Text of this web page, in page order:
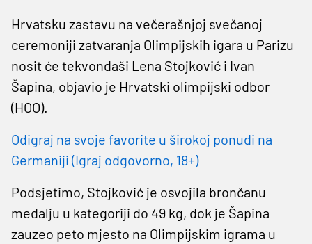
Hrvatsku zastavu na večerašnjoj svečanoj
ceremoniji zatvaranja Olimpijskih igara u Parizu
nosit će tekvondaši Lena Stojković i Ivan
Šapina, objavio je Hrvatski olimpijski odbor
(HOO).
Odigraj na svoje favorite u širokoj ponudi na
Germaniji (Igraj odgovorno, 18+)
Podsjetimo, Stojković je osvojila brončanu
medalju u kategoriji do 49 kg, dok je Šapina
zauzeo peto mjesto na Olimpijskim igrama u